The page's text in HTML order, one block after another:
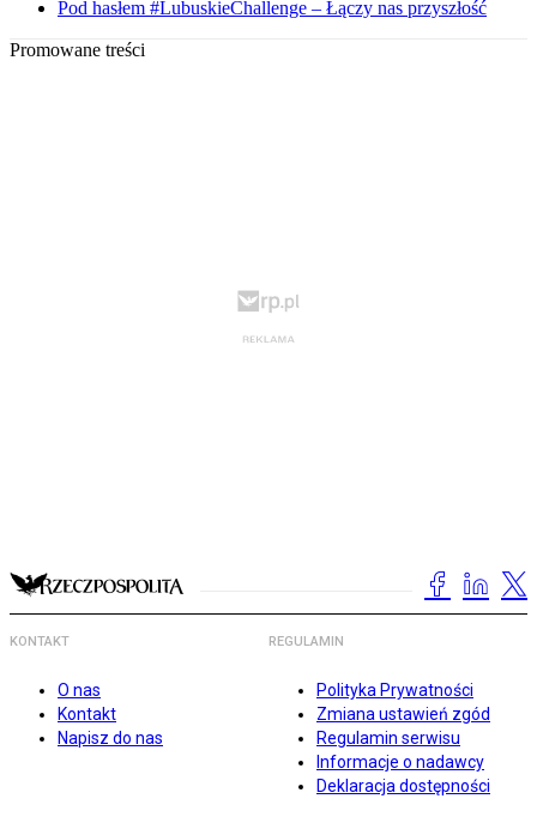
Pod hasłem #LubuskieChallenge – Łączy nas przyszłość
Promowane treści
KONTAKT
O nas
Kontakt
Napisz do nas
REGULAMIN
Polityka Prywatności
Zmiana ustawień zgód
Regulamin serwisu
Informacje o nadawcy
Deklaracja dostępności